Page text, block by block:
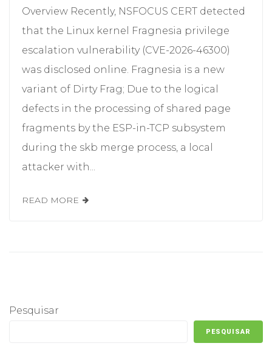
Overview Recently, NSFOCUS CERT detected
that the Linux kernel Fragnesia privilege
escalation vulnerability (CVE-2026-46300)
was disclosed online. Fragnesia is a new
variant of Dirty Frag; Due to the logical
defects in the processing of shared page
fragments by the ESP-in-TCP subsystem
during the skb merge process, a local
attacker with...
READ MORE
Pesquisar
PESQUISAR